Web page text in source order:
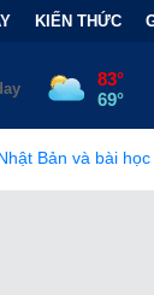
KIẾN THỨC
đắt giá •